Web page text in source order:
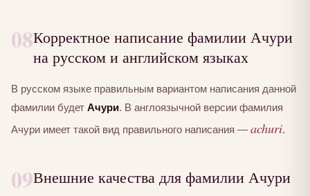
08Корректное написание фамилии Ачури
на русском и английском языках
В русском языке правильным вариантом написания данной
фамилии будет Ачури. В англоязычной версии фамилия
Ачури имеет такой вид правильного написания — achuri.
09Внешние качества для фамилии Ачури